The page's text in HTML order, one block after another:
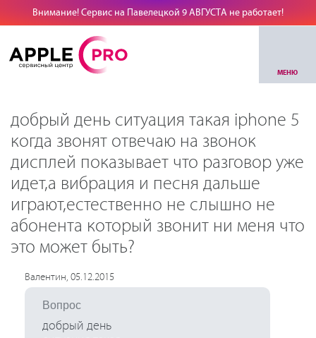
Внимание! Сервис на Павелецкой 9 АВГУСТА не работает!
МЕНЮ
добрый день ситуация такая iphone 5
когда звонят отвечаю на звонок
дисплей показывает что разговор уже
идет,а вибрация и песня дальше
играют,естественно не слышно не
абонента который звонит ни меня что
это может быть?
Валентин, 05.12.2015
Вопрос
добрый день